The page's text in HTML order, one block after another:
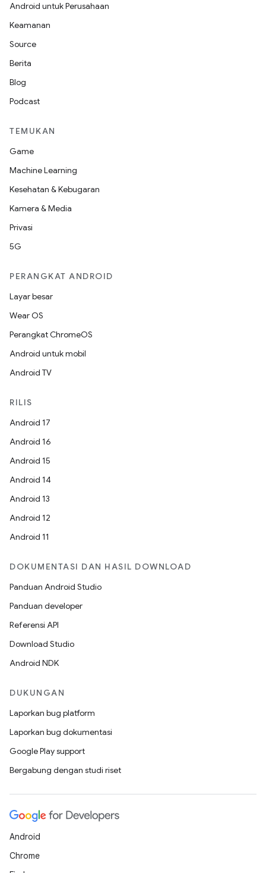
Android untuk Perusahaan
Keamanan
Source
Berita
Blog
Podcast
TEMUKAN
Game
Machine Learning
Kesehatan & Kebugaran
Kamera & Media
Privasi
5G
PERANGKAT ANDROID
Layar besar
Wear OS
Perangkat ChromeOS
Android untuk mobil
Android TV
RILIS
Android 17
Android 16
Android 15
Android 14
Android 13
Android 12
Android 11
DOKUMENTASI DAN HASIL DOWNLOAD
Panduan Android Studio
Panduan developer
Referensi API
Download Studio
Android NDK
DUKUNGAN
Laporkan bug platform
Laporkan bug dokumentasi
Google Play support
Bergabung dengan studi riset
Android
Chrome